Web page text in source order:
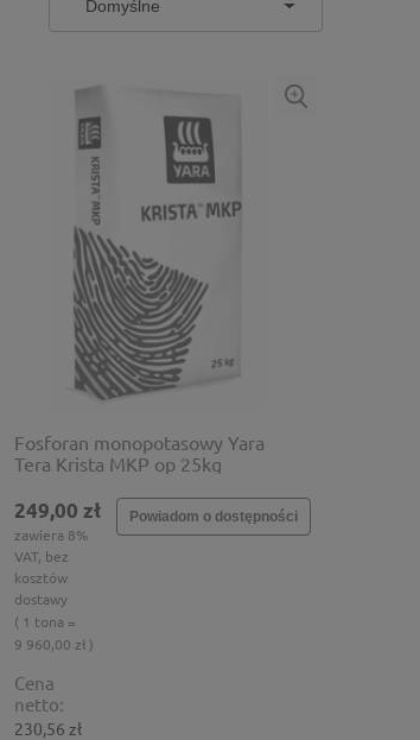
Fosforan monopotasowy Yara
Tera Krista MKP op 25kg
249,00 zł
zawiera 8%
VAT, bez
kosztów
dostawy
( 1 tona =
9 960,00 zł )
Cena
netto:
230,56 zł
Powiadom o dostępności